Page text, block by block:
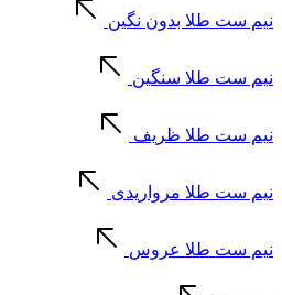
نیم ست طلا بدون نگین
نیم ست طلا سنگین
نیم ست طلا ظریف
نیم ست طلا مرواریدی
نیم ست طلا عروس